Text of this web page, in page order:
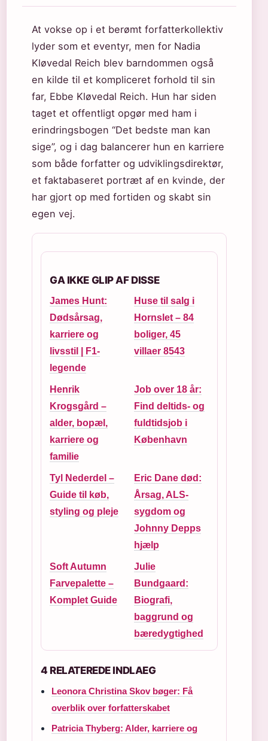
At vokse op i et berømt forfatterkollektiv
lyder som et eventyr, men for Nadia
Kløvedal Reich blev barndommen også
en kilde til et kompliceret forhold til sin
far, Ebbe Kløvedal Reich. Hun har siden
taget et offentligt opgør med ham i
erindringsbogen “Det bedste man kan
sige”, og i dag balancerer hun en karriere
som både forfatter og udviklingsdirektør,
et faktabaseret portræt af en kvinde, der
har gjort op med fortiden og skabt sin
egen vej.
GA IKKE GLIP AF DISSE
James Hunt:
Dødsårsag,
karriere og
livsstil | F1-
legende
Huse til salg i
Hornslet – 84
boliger, 45
villaer 8543
Henrik
Krogsgård –
alder, bopæl,
karriere og
familie
Job over 18 år:
Find deltids- og
fuldtidsjob i
København
Tyl Nederdel –
Guide til køb,
styling og pleje
Eric Dane død:
Årsag, ALS-
sygdom og
Johnny Depps
hjælp
Soft Autumn
Farvepalette –
Komplet Guide
Julie
Bundgaard:
Biografi,
baggrund og
bæredygtighed
4 RELATEREDE INDLAEG
Leonora Christina Skov bøger: Få
overblik over forfatterskabet
Patricia Thyberg: Alder, karriere og